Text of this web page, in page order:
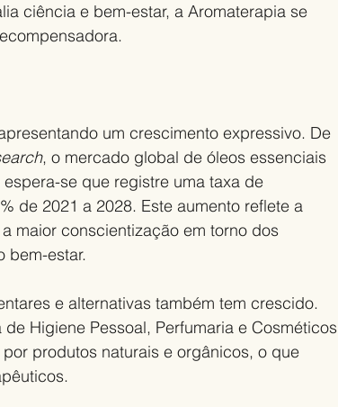
ciência e bem-estar, a Aromaterapia se
um crescimento expressivo. De
, o mercado global de óleos essenciais
se que registre uma taxa de
de 2021 a 2028. Este aumento reflete a
maior conscientização em torno dos
bem-estar.
e alternativas também tem crescido.
Higiene Pessoal, Perfumaria e Cosméticos
produtos naturais e orgânicos, o que